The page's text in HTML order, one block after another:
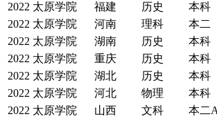
2022 太原学院 福建 历史 本科
2022 太原学院 河南 理科 本二
2022 太原学院 湖南 历史 本科
2022 太原学院 重庆 历史 本科
2022 太原学院 湖北 历史 本科
2022 太原学院 河北 物理 本科
2022 太原学院 山西 文科 本二A